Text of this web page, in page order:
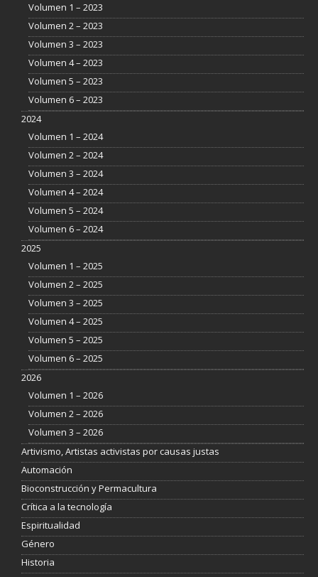
Volumen 1 – 2023
Volumen 2 – 2023
Volumen 3 – 2023
Volumen 4 – 2023
Volumen 5 – 2023
Volumen 6 – 2023
2024
Volumen 1 – 2024
Volumen 2 – 2024
Volumen 3 – 2024
Volumen 4 – 2024
Volumen 5 – 2024
Volumen 6 – 2024
2025
Volumen 1 – 2025
Volumen 2 – 2025
Volumen 3 – 2025
Volumen 4 – 2025
Volumen 5 – 2025
Volumen 6 – 2025
2026
Volumen 1 – 2026
Volumen 2 – 2026
Volumen 3 – 2026
Artivismo, Artistas activistas por causas justas
Automación
Bioconstrucción y Permacultura
Crítica a la tecnología
Espiritualidad
Género
Historia